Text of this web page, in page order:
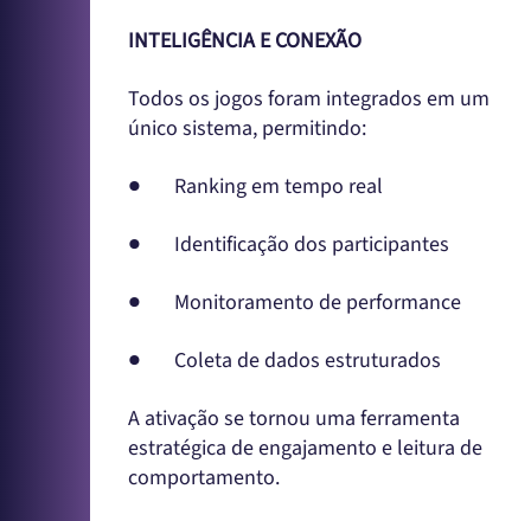
INTELIGÊNCIA E CONEXÃO
Todos os jogos foram integrados em um
único sistema, permitindo:
● Ranking em tempo real
● Identificação dos participantes
● Monitoramento de performance
● Coleta de dados estruturados
A ativação se tornou uma ferramenta
estratégica de engajamento e leitura de
comportamento.